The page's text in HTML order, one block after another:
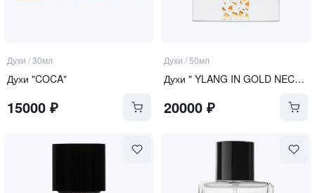
Духи /30мл
Духи "COCA"
15000 ₽
Духи /50мл
Духи " YLANG IN GOLD NECTAR"
20000₽